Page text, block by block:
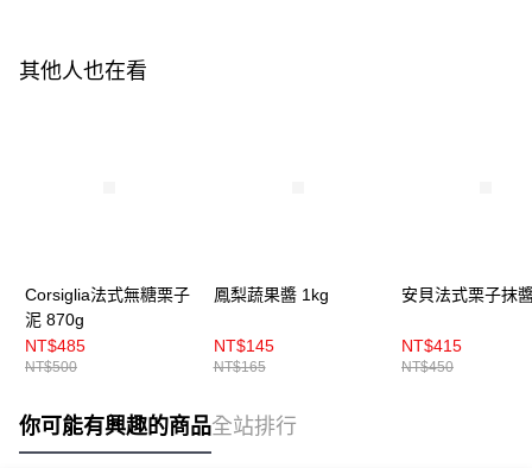
其他人也在看
Corsiglia法式無糖栗子
泥 870g
NT$485
NT$500
鳳梨蔬果醬 1kg
NT$145
NT$165
安貝法式栗子抹
NT$415
NT$450
你可能有興趣的商品全站排行